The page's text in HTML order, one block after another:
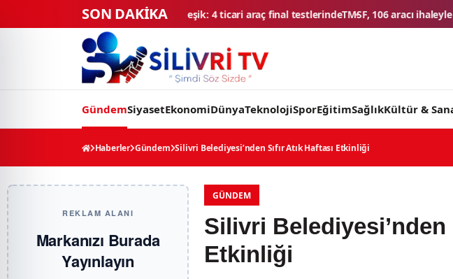
SON DAKİKA
tarihi eşik: 4 ticari araç final testlerindeTMSF, 106 aracı ihaleyle satışa sunacak Düğün
GündemSiyasetEkonomiDünyaTeknolojiSporEğitimSağlıkKültür &
Haberler Gündem Silivri Belediyesi’nden Sıfır Atık Haftası Etkinliği
REKLAM ALANI
Markanızı Burada
Yayınlayın
GÜNDEM
Silivri Belediyesi’nden
Etkinliği